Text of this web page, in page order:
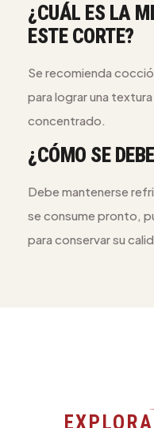
¿CUÁL ES LA
ESTE CORTE?
Se recomienda
para lograr una
concentrado.
¿CÓMO SE
Debe mantenerse
se consume pronto,
para conservar su